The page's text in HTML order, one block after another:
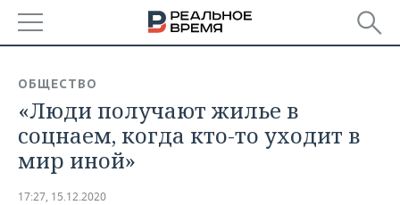
БАШКОРТОСТАН
ТАТАРСТАН
НОВОСТИ
АНАЛИТИКА
ОБЩЕСТВО
«Люди получают жилье в
соцнаем, когда кто-то уходит в
мир иной»
17:27, 15.12.2020